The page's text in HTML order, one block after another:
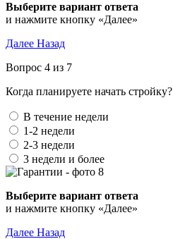
Выберите вариант ответа
и нажмите кнопку «Далее»
Далее Назад
Вопрос 4 из 7
Когда планируете начать стройку?
В течение недели
1-2 недели
2-3 недели
3 недели и более
Выберите вариант ответа
и нажмите кнопку «Далее»
Далее Назад